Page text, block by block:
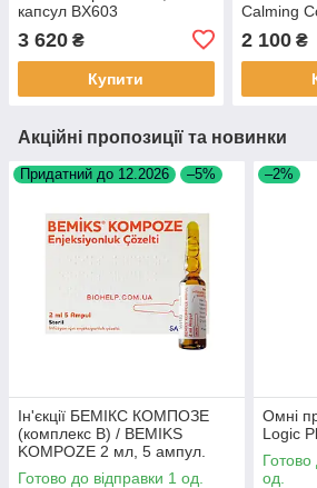
капсул BX603
3 620 ₴
Купити
Calming
BX956
2 100₴
Акційні пропозиції та новинки
Придатний до 12.2026 –5%
Ін'єкції БЕМІКС КОМПОЗЕ
(комплекс B) / BEMIKS
KOMPOZE 2 мл, 5 ампул.
Готово до відправки 1 од.
–2%
Омні
Logic
Готово
од.